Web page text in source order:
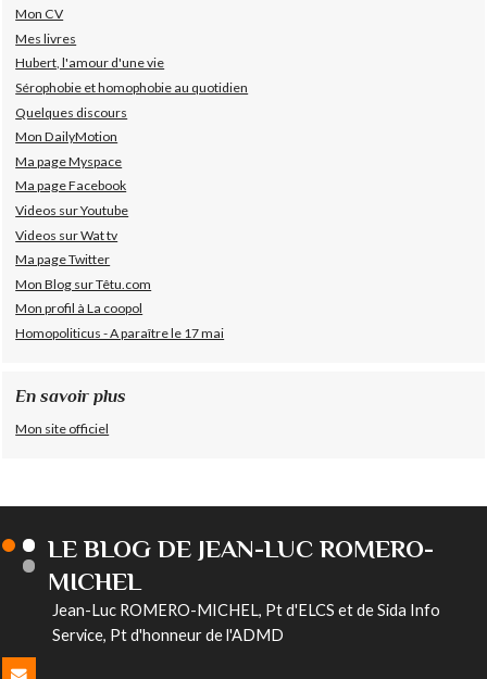
Mon CV
Mes livres
Hubert, l'amour d'une vie
Sérophobie et homophobie au quotidien
Quelques discours
Mon DailyMotion
Ma page Myspace
Ma page Facebook
Videos sur Youtube
Videos sur Wat tv
Ma page Twitter
Mon Blog sur Têtu.com
Mon profil à La coopol
Homopoliticus - A paraître le 17 mai
En savoir plus
Mon site officiel
LE BLOG DE JEAN-LUC ROMERO-
MICHEL
Jean-Luc ROMERO-MICHEL, Pt d'ELCS et de Sida Info
Service, Pt d'honneur de l'ADMD